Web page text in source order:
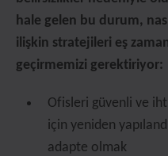
hale gelen bu durum,
ilişkin stratejileri eş
geçirmemizi gerektiriyor:
Ofisleri güvenli ve
için yeniden
adapte olmak